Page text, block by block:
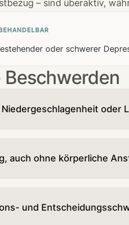
– sind überaktiv,
oder schwerer
oder
auch ohne körperliche
und